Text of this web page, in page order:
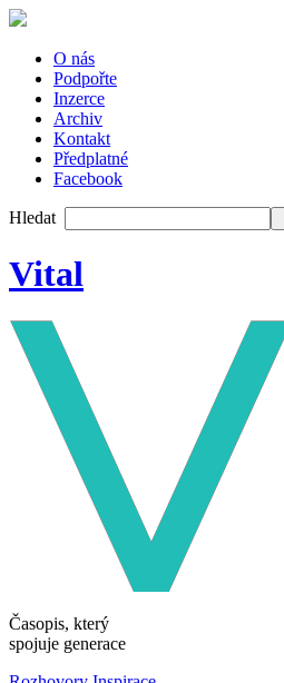
O nás
Podpořte
Inzerce
Archiv
Kontakt
Předplatné
Facebook
Hledat
Vital
Časopis, který
spojuje generace